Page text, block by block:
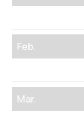
Feb.
Mar.